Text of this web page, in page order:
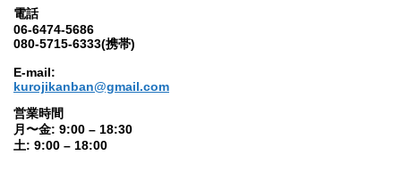
電話
06-6474-5686
080-5715-6333(携帯)
E-mail:
kurojikanban@gmail.com
営業時間
月〜金: 9:00 – 18:30
土: 9:00 – 18:00